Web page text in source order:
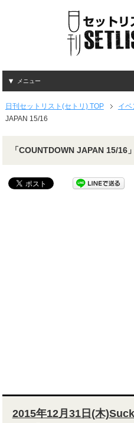
メニュー
日刊セットリスト(セトリ) TOP イベ
JAPAN 15/16
「COUNTDOWN JAPAN 15/16
2015年12月31日(木